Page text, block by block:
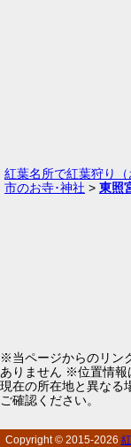
紅葉名所で紅葉狩り（
市のお寺･神社 > 東照
※当ページからのリン
ありません ※位置情報
現在の所在地と異なる
ご確認ください。
Copyright © 2015-2026